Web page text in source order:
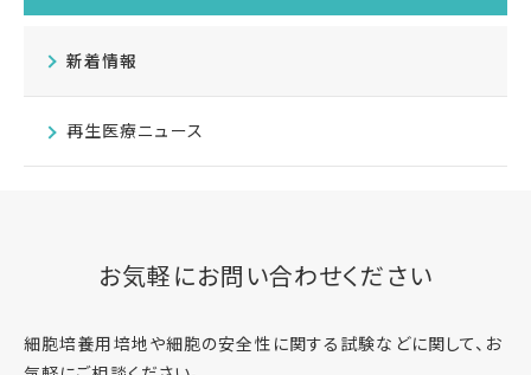
新着情報
再生医療ニュース
お気軽にお問い合わせください
細胞培養用培地や細胞の安全性に関する試験などに関して、お